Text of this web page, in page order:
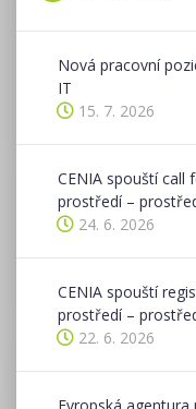
Nová pracovní
IT
15. 7. 2026
CENIA spouští call
prostředí –
24. 6. 2026
CENIA spouští
prostředí –
22. 6. 2026